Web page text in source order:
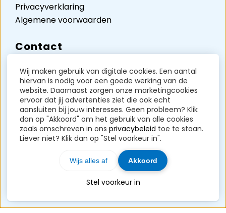
Privacyverklaring
Algemene voorwaarden
Contact
Verdunplein 17
Unit D5242
5627 SZ Eindhoven
KVK-nummer: 85258717
BTW-nummer: NL004071191B37
Wij maken gebruik van digitale cookies. Een aantal
hiervan is nodig voor een goede werking van de
website. Daarnaast zorgen onze marketingcookies
ervoor dat jij advertenties ziet die ook echt
aansluiten bij jouw interesses. Geen probleem? Klik
dan op "Akkoord" om het gebruik van alle cookies
zoals omschreven in ons privacybeleid toe te staan.
Liever niet? Klik dan op "Stel voorkeur in".
Stel voorkeur in
Wijs alles af Akkoord